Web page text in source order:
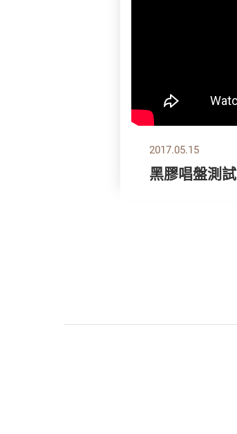
2017.05.15
黑膠唱盤測試